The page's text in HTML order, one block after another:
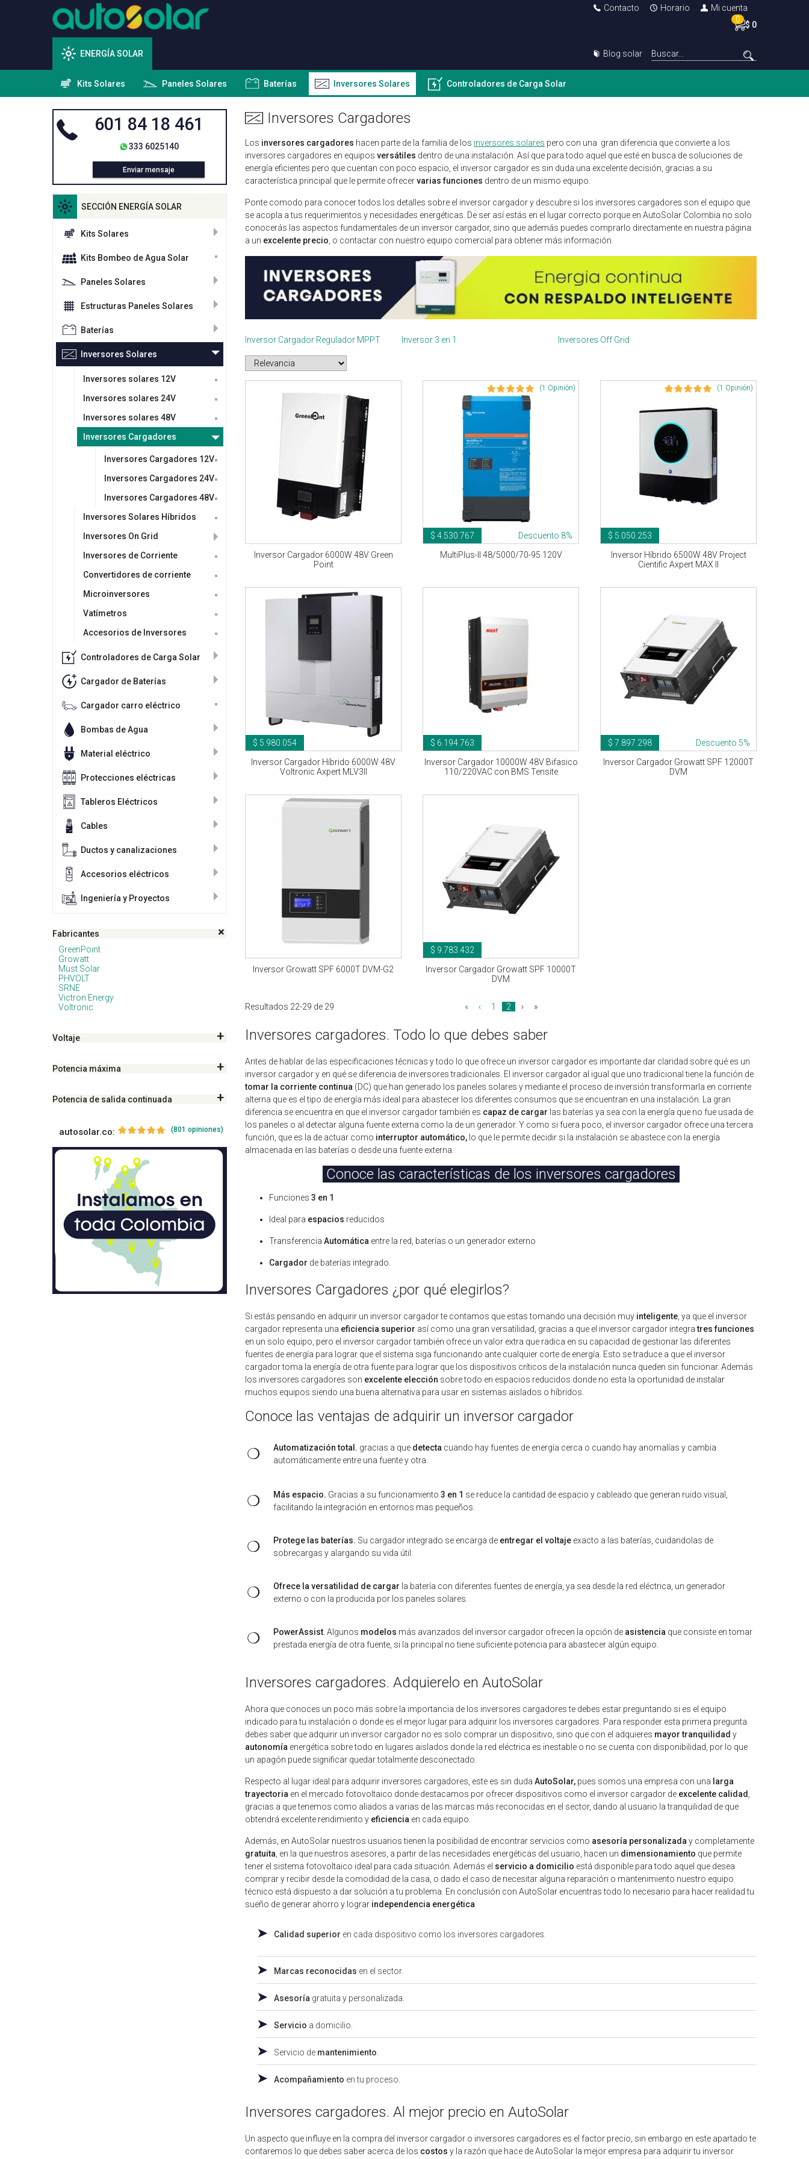
Contacto Horario
Mi cuenta
0
$ 0
ENERGÍA SOLAR Blog solar
Kits Solares Paneles Solares Baterías Inversores Solares Controladores de Carga Solar
601 84 18 461
333 6025140
Enviar mensaje
SECCIÓN ENERGÍA SOLAR
Kits Solares
Kits Bombeo de Agua Solar
Paneles Solares
Estructuras Paneles Solares
Baterías
Inversores Solares
Inversores solares 12V
Inversores solares 24V
Inversores solares 48V
Inversores Cargadores
Inversores Cargadores 12V
Inversores Cargadores 24V
Inversores Cargadores 48V
Inversores Solares Híbridos
Inversores On Grid
Inversores de Corriente
Convertidores de corriente
Microinversores
Vatímetros
Accesorios de Inversores
Controladores de Carga Solar
Cargador de Baterías
Cargador carro eléctrico
Bombas de Agua
Material eléctrico
Protecciones eléctricas
Tableros Eléctricos
Cables
Ductos y canalizaciones
Accesorios eléctricos
Ingeniería y Proyectos
Fabricantes
GreenPoint
Growatt
Must Solar
PHVOLT
SRNE
Victron Energy
Voltronic
Voltaje
Potencia máxima
Potencia de salida continuada
autosolar.co: (801 opiniones)
Inversores Cargadores
Los inversores cargadores hacen parte de la familia de los inversores solares pero con una gran diferencia que convierte a los
inversores cargadores en equipos versátiles dentro de una instalación. Así que para todo aquel que esté en busca de soluciones de
energía eficientes pero que cuentan con poco espacio, el inversor cargador es sin duda una excelente decisión, gracias a su
característica principal que le permite ofrecervarias funciones dentro de un mismo equipo.
Ponte comodo para conocer todos los detalles sobre el inversor cargador y descubre si los inversores cargadores son el equipo que
se acopla a tus requerimientos y necesidades energéticas. De ser así estás en el lugar correcto porque en AutoSolar Colombia no solo
conocerás las aspectos fundamentales de un inversor cargador, sino que además puedes comprarlo directamente en nuestra página
a un excelente precio , o contactar con nuestro equipo comercial para obtener más información.
Inversor Cargador Regulador MPPT Inversor 3 en 1 Inversores Off Grid
Inversor Cargador 6000W 48V Green
Point
(1 Opinión)
$ 4.530.767
Descuento 8%
MultiPlus-II 48/5000/70-95 120V
(1 Opinión)
$ 5.050.253
Inversor Híbrido 6500W 48V Project
Cientific Axpert MAX II
$ 5.980.054
Inversor Cargador Híbrido 6000W 48V
Voltronic Axpert MLV3II
$ 6.194.763
Inversor Cargador 10000W 48V Bifasico
110/220VAC con BMS Tensite
$ 7.897.298
Descuento 5%
Inversor Cargador Growatt SPF 12000T
DVM
Inversor Growatt SPF 6000T DVM-G2
$ 9.783.432
Inversor Cargador Growatt SPF 10000T
DVM
Resultados 22-29 de 29 « ‹ 1 2 › »
Inversores cargadores. Todo lo que debes saber
Antes de hablar de las especificaciones técnicas y todo lo que ofrece un inversor cargador es importante dar claridad sobre qué es un
inversor cargador y en qué se diferencia de inversores tradicionales. El inversor cargador al igual que uno tradicional tiene la función de
tomar la corriente continua (DC) que han generado los paneles solares y mediante el proceso de inversión transformarla en corriente
alterna que es el tipo de energía más ideal para abastecer los diferentes consumos que se encuentran en una instalación. La gran
diferencia se encuentra en que el inversor cargador también es capaz de cargar las baterías ya sea con la energía que no fue usada de
los paneles o al detectar alguna fuente externa como la de un generador. Y como si fuera poco, el inversor cargador ofrece una tercera
función, que es la de actuar como interruptor automático, lo que le permite decidir si la instalación se abastece con la energía
almacenada en las baterías o desde una fuente externa.
Conoce las características de los inversores cargadores
Funciones 3 en 1
Ideal para espacios reducidos
Transferencia Automática entre la red, baterías o un generador externo
Cargador de baterías integrado.
Inversores Cargadores ¿por qué elegirlos?
Si estás pensando en adquirir un inversor cargador te contamos que estas tomando una decisión muy inteligente , ya que el inversor
cargador representa una eficiencia superior así como una gran versatilidad, gracias a que el inversor cargador integratres funciones
en un solo equipo, pero el inversor cargador también ofrece un valor extra que radica en su capacidad de gestionar las diferentes
fuentes de energía para lograr que el sistema siga funcionando ante cualquier corte de energía. Esto se traduce a que el inversor
cargador toma la energía de otra fuente para lograr que los dispositivos críticos de la instalación nunca queden sin funcionar. Además
los inversores cargadores son excelente elección sobre todo en espacios reducidos donde no esta la oportunidad de instalar
muchos equipos siendo una buena alternativa para usar en sistemas aislados o híbridos.
Conoce las ventajas de adquirir un inversor cargador
❍ Automatización total. gracias a que detecta cuando hay fuentes de energía cerca o cuando hay anomalías y cambia
automáticamente entre una fuente y otra.
❍ Más espacio. Gracias a su funcionamiento 3 en 1 se reduce la cantidad de espacio y cableado que generan ruido visual,
facilitando la integración en entornos mas pequeños.
❍ Protege las baterías. Su cargador integrado se encarga de entregar el voltaje exacto a las baterías, cuidandolas de
sobrecargas y alargando su vida útil.
❍ Ofrece la versatilidad de cargar la batería con diferentes fuentes de energía, ya sea desde la red eléctrica, un generador
externo o con la producida por los paneles solares.
❍ PowerAssist . Algunos modelos más avanzados del inversor cargador ofrecen la opción de asistencia que consiste en tomar
prestada energía de otra fuente, si la principal no tiene suficiente potencia para abastecer algún equipo.
Inversores cargadores. Adquierelo en AutoSolar
Ahora que conoces un poco más sobre la importancia de los inversores cargadores te debes estar preguntando si es el equipo
indicado para tu instalación o donde es el mejor lugar para adquirir los inversores cargadores. Para responder esta primera pregunta
debes saber que adquirir un inversor cargador no es solo comprar un dispositivo, sino que con el adquieres mayor tranquilidad y
autonomía energética sobre todo en lugares aislados donde la red eléctrica es inestable o no se cuenta con disponibilidad, por lo que
un apagón puede significar quedar totalmente desconectado.
Respecto al lugar ideal para adquirir inversores cargadores, este es sin duda AutoSolar, pues somos una empresa con una larga
trayectoria en el mercado fotovoltaico donde destacamos por ofrecer dispositivos como el inversor cargador de excelente calidad
gracias a que tenemos como aliados a varias de las marcas más reconocidas en el sector, dando al usuario la tranquilidad de que
obtendrá excelente rendimiento y eficiencia en cada equipo.
Además, en AutoSolar nuestros usuarios tienen la posibilidad de encontrar servicios como asesoría personalizada y completamente
gratuita , en la que nuestros asesores, a partir de las necesidades energéticas del usuario, hacen un dimensionamiento que permite
tener el sistema fotovoltaico ideal para cada situación. Además el servicio a domicilio está disponible para todo aquel que desea
comprar y recibir desde la comodidad de la casa, o dado el caso de necesitar alguna reparación o mantenimiento nuestro equipo
técnico está dispuesto a dar solución a tu problema. En conclusión con AutoSolar encuentras todo lo necesario para hacer realidad tu
sueño de generar ahorro y lograr independencia energética
➤ Calidad superior en cada dispositivo como los inversores cargadores.
➤ Marcas reconocidas en el sector.
➤ Asesoría gratuita y personalizada.
➤ Servicio a domicilio.
➤ Servicio de mantenimiento
➤ Acompañamiento en tu proceso.
Inversores cargadores. Al mejor precio en AutoSolar
Un aspecto que influye en la compra del inversor cargador o inversores cargadores es el factor precio, sin embargo en este apartado te
contaremos lo que debes saber acerca de los costos y la razón que hace de AutoSolar la mejor empresa para adquirir tu inversor